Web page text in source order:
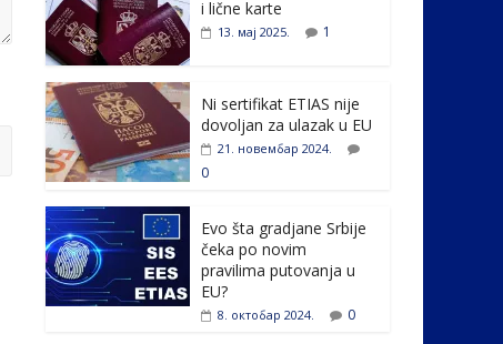
o
o
k
dI
i lične karte
13. мај 2025. 1
Ni sertifikat ETIAS nije
dovoljan za ulazak u EU
21. новембар 2024.
0
Evo šta gradjane Srbije
čeka po novim
pravilima putovanja u
EU?
8. октобар 2024. 0